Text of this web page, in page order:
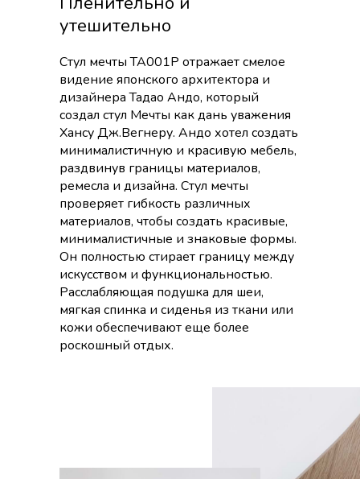
утешительно
Стул мечты TA001P отражает смелое
видение японского архитектора и
дизайнера Тадао Андо, который
создал стул Мечты как дань уважения
Хансу Дж.Вегнеру. Андо хотел создать
минималистичную и красивую мебель,
раздвинув границы материалов,
ремесла и дизайна. Стул мечты
проверяет гибкость различных
материалов, чтобы создать красивые,
минималистичные и знаковые формы.
Он полностью стирает границу между
искусством и функциональностью.
Расслабляющая подушка для шеи,
мягкая спинка и сиденья из ткани или
кожи обеспечивают еще более
роскошный отдых.